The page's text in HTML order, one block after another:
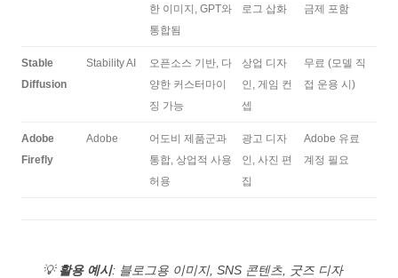
한 이미지, GPT와
통합됨
로그 삽화
금제 포함
Stable
Diffusion
Stability AI
오픈소스 기반, 다
양한 커스터마이
징 가능
상업 디자
인, 게임 컨
셉
무료 (모델 직
접 운용 시)
Adobe
Firefly
Adobe
어도비 제품군과
통합, 상업적 사용
허용
광고 디자
인, 사진 편
집
Adobe 유료
계정 필요
💡 활용 예시: 블로그용 이미지, SNS 콘텐츠, 굿즈 디자